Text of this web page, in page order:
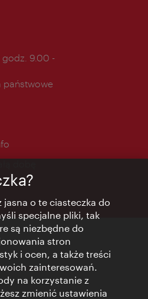
godz. 9.00 -
państwowe
osobowych
jasna o te ciasteczka do
specjalne pliki, tak
są niezbędne do
stron
i ocen, a także treści
zainteresowań.
na korzystanie z
zmienić ustawienia